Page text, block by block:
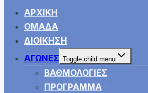
ΑΡΧΙΚΗ
ΟΜΑΔΑ
ΔΙΟΙΚΗΣΗ
ΑΓΩΝΕΣ Toggle child menu
ΒΑΘΜΟΛΟΓΙΕΣ
ΠΡΟΓΡΑΜΜΑ